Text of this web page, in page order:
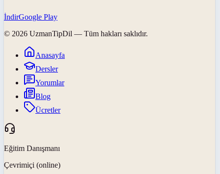
İndirGoogle Play
© 2026 UzmanTipDil — Tüm hakları saklıdır.
Anasayfa
Dersler
Yorumlar
Blog
Ücretler
Eğitim Danışmanı
Çevrimiçi (online)